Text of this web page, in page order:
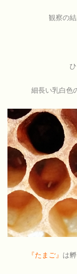
観察の
細長い乳白色
『たまご』 は